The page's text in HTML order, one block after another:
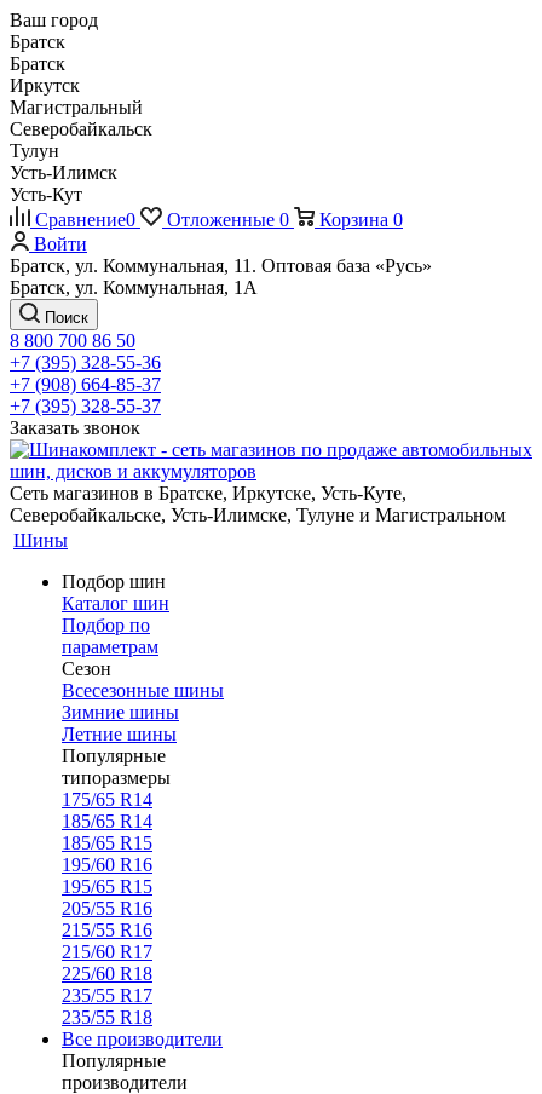
Ваш город
Братск
Братск
Иркутск
Магистральный
Северобайкальск
Тулун
Усть-Илимск
Усть-Кут
Сравнение0 Отложенные 0 Корзина 0
Войти
Братск, ул. Коммунальная, 11. Оптовая база «Русь»
Братск, ул. Коммунальная, 1А
Поиск
8 800 700 86 50
+7 (395) 328-55-36
+7 (908) 664-85-37
+7 (395) 328-55-37
Заказать звонок
Сеть магазинов в Братске, Иркутске, Усть-Куте,
Северобайкальске, Усть-Илимске, Тулуне и Магистральном
Шины
Подбор шин
Каталог шин
Подбор по
параметрам
Сезон
Всесезонные шины
Зимние шины
Летние шины
Популярные
типоразмеры
175/65 R14
185/65 R14
185/65 R15
195/60 R16
195/65 R15
205/55 R16
215/55 R16
215/60 R17
225/60 R18
235/55 R17
235/55 R18
Все производители
Популярные
производители